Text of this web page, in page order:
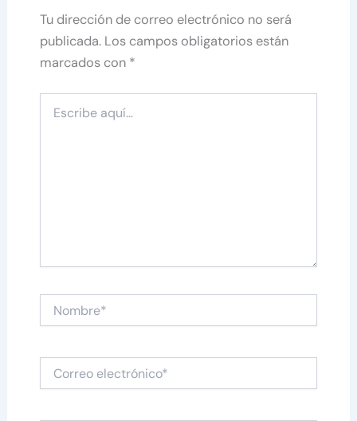
Tu dirección de correo electrónico no será
publicada. Los campos obligatorios están
marcados con *
aquí...
electrónico*